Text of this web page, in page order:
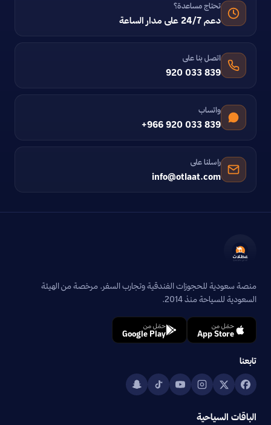
تحتاج مساعدة؟
دعم 24/7 على مدار الساعة
اتصل بنا على
920 033 839
واتساب
+966 920 033 839
راسلنا على
info@otlaat.com
منصة سعودية للحجوزات الفندقية وتجارب السفر. مرخصة من الهيئة
السعودية للسياحة منذ 2014.
حمّل من
App Store
حمّل من
Google Play
تابعنا
الباقات السياحية